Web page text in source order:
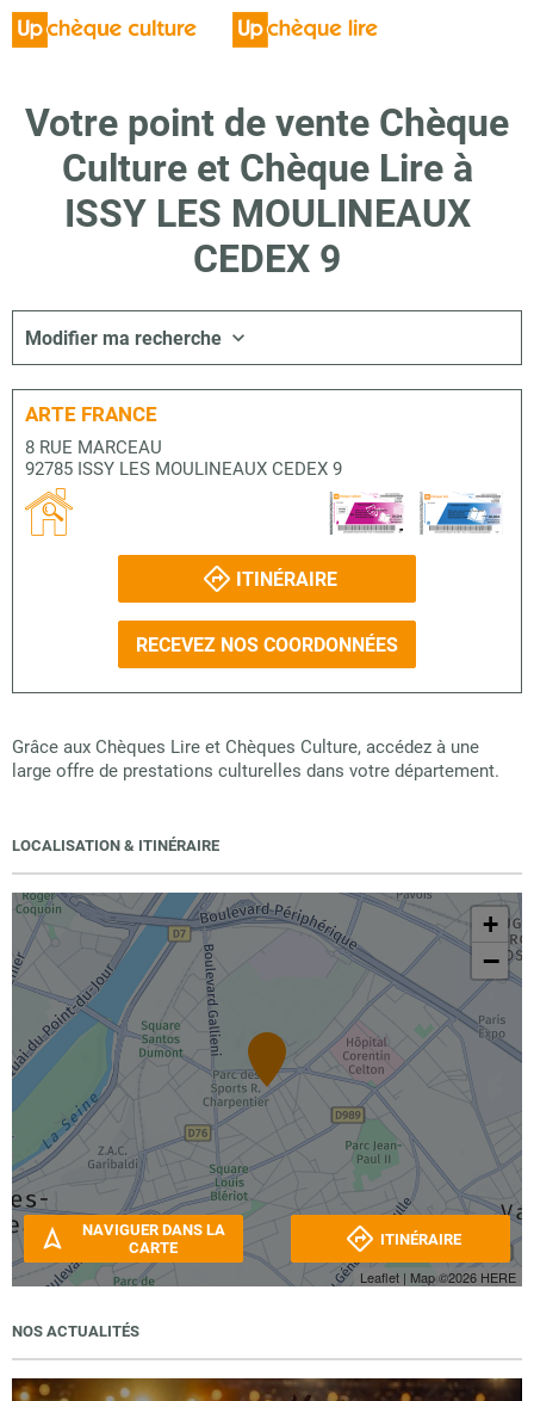
Votre point de vente Chèque
Culture et Chèque Lire à
ISSY LES MOULINEAUX
CEDEX 9
Modifier ma recherche
ARTE FRANCE
8 RUE MARCEAU
92785 ISSY LES MOULINEAUX CEDEX 9
ITINÉRAIRE
RECEVEZ NOS COORDONNÉES
Grâce aux Chèques Lire et Chèques Culture, accédez à une
large offre de prestations culturelles dans votre département.
LOCALISATION & ITINÉRAIRE
+
−
Leaflet | Map ©2026 HERE
NAVIGUER DANS LA
CARTE
ITINÉRAIRE
NOS ACTUALITÉS